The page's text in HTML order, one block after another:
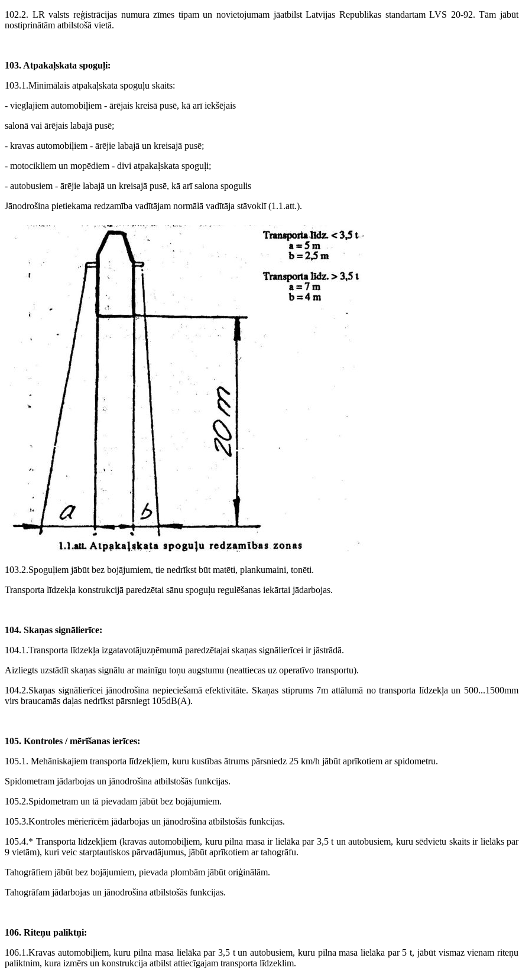
102.2. LR valsts reģistrācijas numura zīmes tipam un novietojumam jāatbilst Latvijas Republikas standartam LVS 20-92. Tām jābūt
nostiprinātām atbilstošā vietā.
103. Atpakaļskata spoguļi:
103.1.Minimālais atpakaļskata spoguļu skaits:
- vieglajiem automobiļiem - ārējais kreisā pusē, kā arī iekšējais
salonā vai ārējais labajā pusē;
- kravas automobiļiem - ārējie labajā un kreisajā pusē;
- motocikliem un mopēdiem - divi atpakaļskata spoguļi;
- autobusiem - ārējie labajā un kreisajā pusē, kā arī salona spogulis
Jānodrošina pietiekama redzamība vadītājam normālā vadītāja stāvoklī (1.1.att.).
103.2.Spoguļiem jābūt bez bojājumiem, tie nedrīkst būt matēti, plankumaini, tonēti.
Transporta līdzekļa konstrukcijā paredzētai sānu spoguļu regulēšanas iekārtai jādarbojas.
104. Skaņas signālierīce:
104.1.Transporta līdzekļa izgatavotājuzņēmumā paredzētajai skaņas signālierīcei ir jāstrādā.
Aizliegts uzstādīt skaņas signālu ar mainīgu toņu augstumu (neattiecas uz operatīvo transportu).
104.2.Skaņas signālierīcei jānodrošina nepieciešamā efektivitāte. Skaņas stiprums 7m attālumā no transporta līdzekļa un 500...1500mm
virs braucamās daļas nedrīkst pārsniegt 105dB(A).
105. Kontroles / mērīšanas ierīces:
105.1. Mehāniskajiem transporta līdzekļiem, kuru kustības ātrums pārsniedz 25 km/h jābūt aprīkotiem ar spidometru.
Spidometram jādarbojas un jānodrošina atbilstošās funkcijas.
105.2.Spidometram un tā pievadam jābūt bez bojājumiem.
105.3.Kontroles mērierīcēm jādarbojas un jānodrošina atbilstošās funkcijas.
105.4.* Transporta līdzekļiem (kravas automobiļiem, kuru pilna masa ir lielāka par 3,5 t un autobusiem, kuru sēdvietu skaits ir lielāks par
9 vietām), kuri veic starptautiskos pārvadājumus, jābūt aprīkotiem ar tahogrāfu.
Tahogrāfiem jābūt bez bojājumiem, pievada plombām jābūt oriģinālām.
Tahogrāfam jādarbojas un jānodrošina atbilstošās funkcijas.
106. Riteņu paliktņi:
106.1.Kravas automobiļiem, kuru pilna masa lielāka par 3,5 t un autobusiem, kuru pilna masa lielāka par 5 t, jābūt vismaz vienam riteņu
paliktnim, kura izmērs un konstrukcija atbilst attiecīgajam transporta līdzeklim.